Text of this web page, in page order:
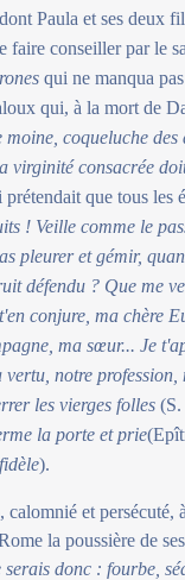
Paula et ses deux
faire conseiller par le
qui ne manqua
qui, à la mort de
moine, coqueluche des
virginité consacrée
que tous les
! Veille comme le
pleurer et gémir,
défendu ? Que me
conjure, ma chère
ma sœur... Je
notre profession,
les vierges folles
la porte et prie
).
calomnié et persécuté,
la poussière de
donc : fourbe,